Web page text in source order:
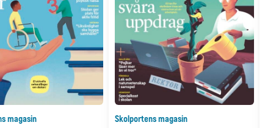
magasin
Skolportens magasin